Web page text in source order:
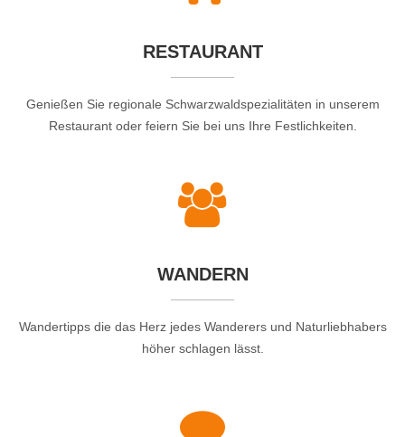
RESTAURANT
Genießen Sie regionale Schwarzwaldspezialitäten in unserem
Restaurant oder feiern Sie bei uns Ihre Festlichkeiten.
WANDERN
Wandertipps die das Herz jedes Wanderers und Naturliebhabers
höher schlagen lässt.